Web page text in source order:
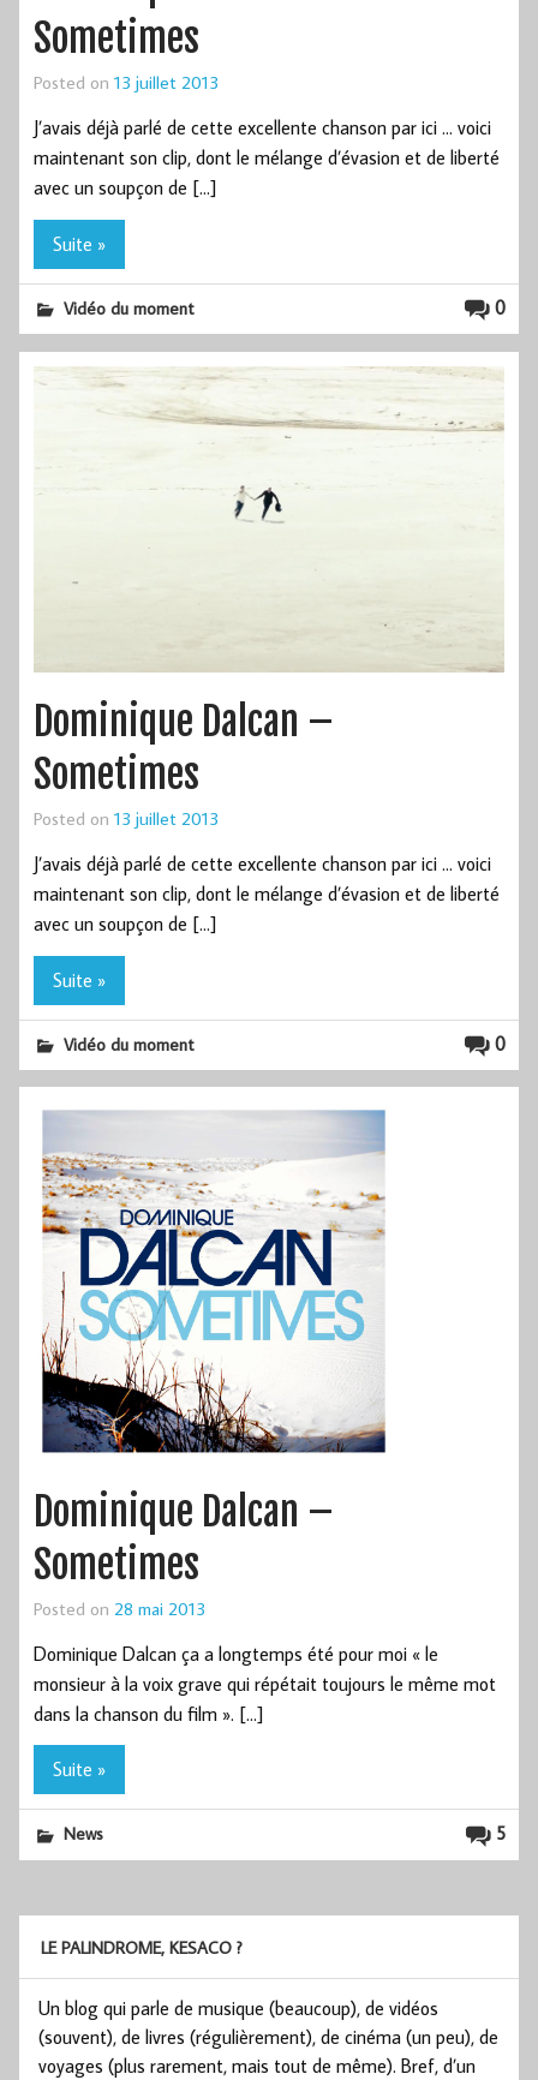
Sometimes
Posted on 13 juillet 2013
J’avais déjà parlé de cette excellente chanson par ici … voici
maintenant son clip, dont le mélange d’évasion et de liberté
avec un soupçon de […]
Suite »
0
Vidéo du moment
Dominique Dalcan –
Sometimes
Posted on 13 juillet 2013
J’avais déjà parlé de cette excellente chanson par ici … voici
maintenant son clip, dont le mélange d’évasion et de liberté
avec un soupçon de […]
Suite »
0
Vidéo du moment
Dominique Dalcan –
Sometimes
Posted on 28 mai 2013
Dominique Dalcan ça a longtemps été pour moi « le
monsieur à la voix grave qui répétait toujours le même mot
dans la chanson du film ». […]
Suite »
5
News
LE PALINDROME, KESACO ?
Un blog qui parle de musique (beaucoup), de vidéos
(souvent), de livres (régulièrement), de cinéma (un peu), de
voyages (plus rarement, mais tout de même). Bref, d’un